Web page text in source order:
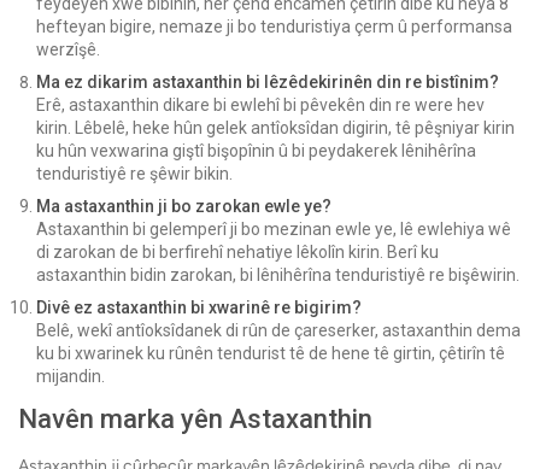
feydeyên xwe bibînin, her çend encamên çêtirîn dibe ku heya 8
hefteyan bigire, nemaze ji bo tenduristiya çerm û performansa
werzîşê.
Ma ez dikarim astaxanthin bi lêzêdekirinên din re bistînim?
Erê, astaxanthin dikare bi ewlehî bi pêvekên din re were hev
kirin. Lêbelê, heke hûn gelek antîoksîdan digirin, tê pêşniyar kirin
ku hûn vexwarina giştî bişopînin û bi peydakerek lênihêrîna
tenduristiyê re şêwir bikin.
Ma astaxanthin ji bo zarokan ewle ye?
Astaxanthin bi gelemperî ji bo mezinan ewle ye, lê ewlehiya wê
di zarokan de bi berfirehî nehatiye lêkolîn kirin. Berî ku
astaxanthin bidin zarokan, bi lênihêrîna tenduristiyê re bişêwirin.
Divê ez astaxanthin bi xwarinê re bigirim?
Belê, wekî antîoksîdanek di rûn de çareserker, astaxanthin dema
ku bi xwarinek ku rûnên tendurist tê de hene tê girtin, çêtirîn tê
mijandin.
Navên marka yên Astaxanthin